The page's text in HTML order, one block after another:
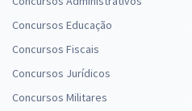
Concursos Educação
Concursos Fiscais
Concursos Jurídicos
Concursos Militares